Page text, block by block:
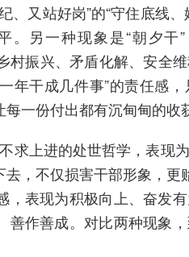
又站好岗”的“守住底线、
。另一种现象是“朝夕干
村振兴、矛盾化解、安全
年干成几件事”的责任感
一份付出都有沉甸甸的收
求上进的处世哲学，表现
，不仅损害干部形象，更
，表现为积极向上、奋发
作善成。对比两种现象